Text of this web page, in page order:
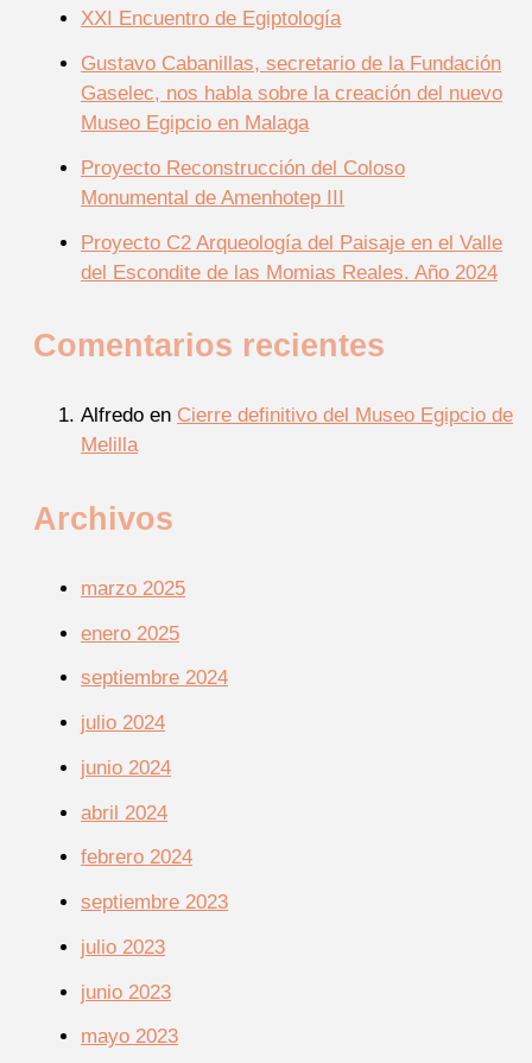
XXI Encuentro de Egiptología
Gustavo Cabanillas, secretario de la Fundación
Gaselec, nos habla sobre la creación del nuevo
Museo Egipcio en Malaga
Proyecto Reconstrucción del Coloso
Monumental de Amenhotep III
Proyecto C2 Arqueología del Paisaje en el Valle
del Escondite de las Momias Reales. Año 2024
Comentarios recientes
Alfredo en Cierre definitivo del Museo Egipcio de
Melilla
Archivos
marzo 2025
enero 2025
septiembre 2024
julio 2024
junio 2024
abril 2024
febrero 2024
septiembre 2023
julio 2023
junio 2023
mayo 2023